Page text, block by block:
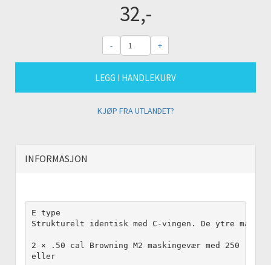
32,-
- +
LEGG I HANDLEKURV
KJØP FRA UTLANDET?
INFORMASJON
E type
Strukturelt identisk med C-vingen. De ytre
2 × .50 cal Browning M2 maskingevær med 250
eller